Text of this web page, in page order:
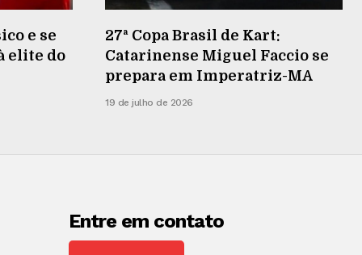
e se
elite do
27ª Copa Brasil de Kart:
Catarinense Miguel Faccio se
prepara em Imperatriz-MA
19 de julho de 2026
Entre em contato